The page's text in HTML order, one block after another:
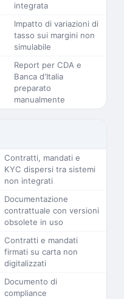
integrata
Impatto di variazioni di
tasso sui margini non
simulabile
Report per CDA e
Banca d'Italia
preparato
manualmente
Contratti, mandati e
KYC dispersi tra sistemi
non integrati
Documentazione
contrattuale con versioni
obsolete in uso
Contratti e mandati
firmati su carta non
digitalizzati
Documento di
compliance